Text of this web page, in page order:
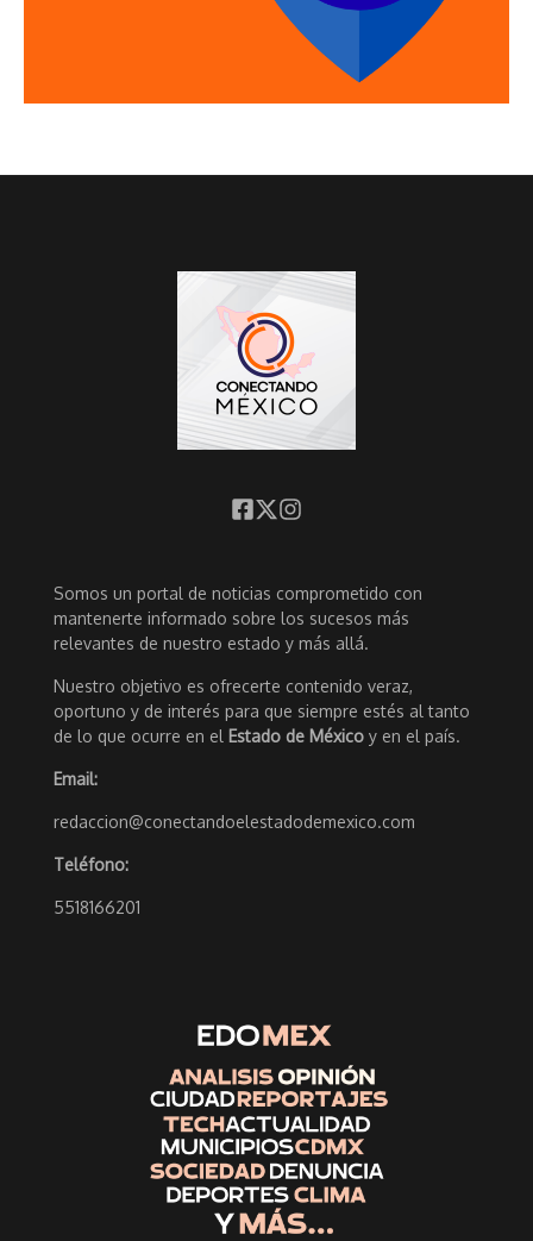
Somos un portal de noticias comprometido con
mantenerte informado sobre los sucesos más
relevantes de nuestro estado y más allá.
Nuestro objetivo es ofrecerte contenido veraz,
oportuno y de interés para que siempre estés al tanto
de lo que ocurre en el Estado de México y en el país.
Email:
redaccion@conectandoelestadodemexico.com
Teléfono:
5518166201